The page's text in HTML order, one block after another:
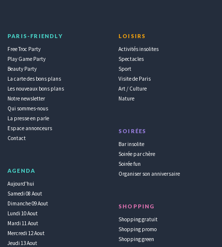
PARIS-FRIENDLY
Free Troc Party
Play Game Party
Beauty Party
La carte des bons plans
Les nouveaux bons plans
Notre newsletter
Qui sommes-nous
La presse en parle
Espace annonceurs
Contact
AGENDA
Aujourd'hui
Samedi 08 Aout
Dimanche 09 Aout
Lundi 10 Aout
Mardi 11 Aout
Mercredi 12 Aout
Jeudi 13 Aout
LOISIRS
Activités insolites
Spectacles
Sport
Visite de Paris
Art / Culture
Nature
SOIRÉES
Bar insolite
Soirée par chère
Soirée fun
Organiser son anniversaire
SHOPPING
Shopping gratuit
Shopping promo
Shopping green